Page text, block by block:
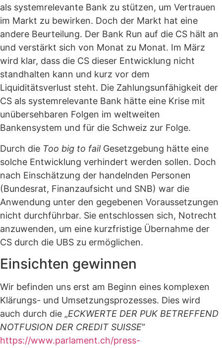
als systemrelevante Bank zu stützen, um Vertrauen
im Markt zu bewirken. Doch der Markt hat eine
andere Beurteilung. Der Bank Run auf die CS hält an
und verstärkt sich von Monat zu Monat. Im März
wird klar, dass die CS dieser Entwicklung nicht
standhalten kann und kurz vor dem
Liquiditätsverlust steht. Die Zahlungsunfähigkeit der
CS als systemrelevante Bank hätte eine Krise mit
unübersehbaren Folgen im weltweiten
Bankensystem und für die Schweiz zur Folge.
Durch die Too big to failGesetzgebung hätte eine
solche Entwicklung verhindert werden sollen. Doch
nach Einschätzung der handelnden Personen
(Bundesrat, Finanzaufsicht und SNB) war die
Anwendung unter den gegebenen Voraussetzungen
nicht durchführbar. Sie entschlossen sich, Notrecht
anzuwenden, um eine kurzfristige Übernahme der
CS durch die UBS zu ermöglichen.
Einsichten gewinnen
Wir befinden uns erst am Beginn eines komplexen
Klärungs- und Umsetzungsprozesses. Dies wird
auch durch die „ECKWERTE DER PUK BETREFFEND
NOTFUSION DER CREDIT SUISSE“
https://www.parlament.ch/press-